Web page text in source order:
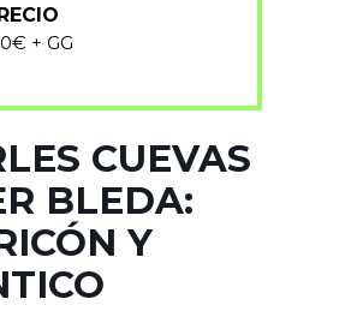
+ GG
CUEVAS
BLEDA:
Y